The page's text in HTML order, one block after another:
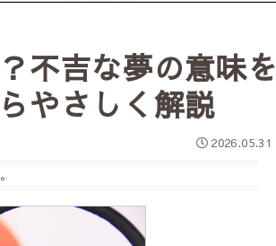
不吉な夢の意味を
やさしく解説
2026.05.31